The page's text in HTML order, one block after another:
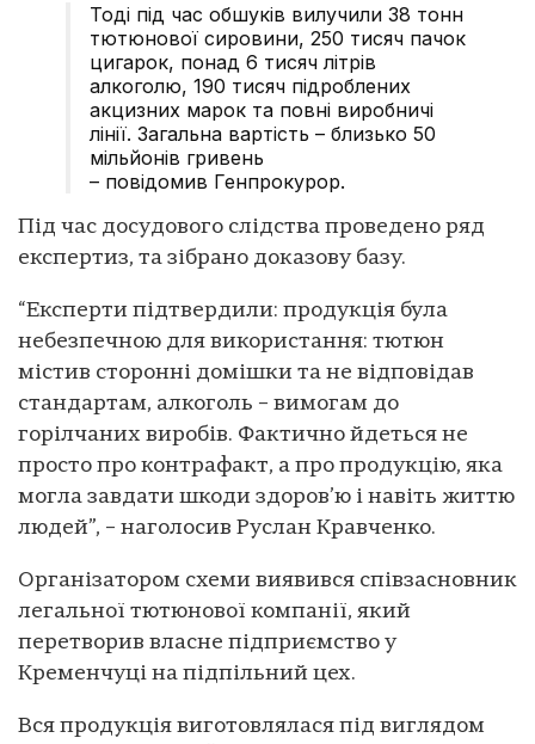
Тоді під час обшуків вилучили 38 тонн
тютюнової сировини, 250 тисяч пачок
цигарок, понад 6 тисяч літрів
алкоголю, 190 тисяч підроблених
акцизних марок та повні виробничі
лінії. Загальна вартість – близько 50
мільйонів гривень
– повідомив Генпрокурор.
Під час досудового слідства проведено ряд
експертиз, та зібрано доказову базу.
“Експерти підтвердили: продукція була
небезпечною для використання: тютюн
містив сторонні домішки та не відповідав
стандартам, алкоголь – вимогам до
горілчаних виробів. Фактично йдеться не
просто про контрафакт, а про продукцію, яка
могла завдати шкоди здоров’ю і навіть життю
людей”, – наголосив Руслан Кравченко.
Організатором схеми виявився співзасновник
легальної тютюнової компанії, який
перетворив власне підприємство у
Кременчуці на підпільний цех.
Вся продукція виготовлялася під виглядом